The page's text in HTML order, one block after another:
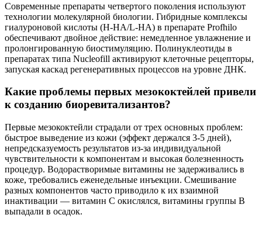
Современные препараты четвертого поколения используют
технологии молекулярной биологии. Гибридные комплексы
гиалуроновой кислоты (H-HA/L-HA) в препарате Profhilo
обеспечивают двойное действие: немедленное увлажнение и
пролонгированную биостимуляцию. Полинуклеотиды в
препаратах типа Nucleofill активируют клеточные рецепторы,
запуская каскад регенеративных процессов на уровне ДНК.
Какие проблемы первых мезококтейлей привели
к созданию биоревитализантов?
Первые мезококтейли страдали от трех основных проблем:
быстрое выведение из кожи (эффект держался 3-5 дней),
непредсказуемость результатов из-за индивидуальной
чувствительности к компонентам и высокая болезненность
процедур. Водорастворимые витамины не задерживались в
коже, требовались еженедельные инъекции. Смешивание
разных компонентов часто приводило к их взаимной
инактивации — витамин С окислялся, витамины группы В
выпадали в осадок.